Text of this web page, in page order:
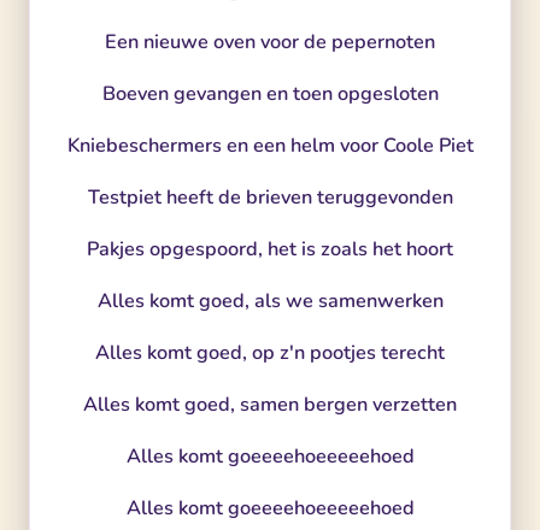
Een nieuwe oven voor de pepernoten
Boeven gevangen en toen opgesloten
Kniebeschermers en een helm voor Coole Piet
Testpiet heeft de brieven teruggevonden
Pakjes opgespoord, het is zoals het hoort
Alles komt goed, als we samenwerken
Alles komt goed, op z'n pootjes terecht
Alles komt goed, samen bergen verzetten
Alles komt goeeeehoeeeeehoed
Alles komt goeeeehoeeeeehoed